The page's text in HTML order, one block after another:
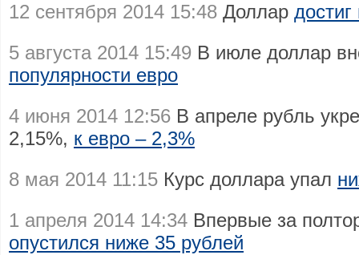
12 сентября 2014 15:48 Доллар
5 августа 2014 15:49 В июле доллар
популярности евро
4 июня 2014 12:56 В апреле рубль
2,15%, к евро – 2,3%
8 мая 2014 11:15 Курс доллара упал
1 апреля 2014 14:34 Впервые за
опустился ниже 35 рублей